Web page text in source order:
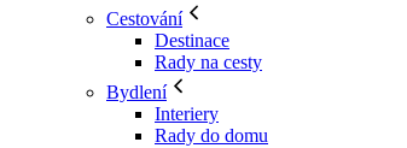
Cestování
Destinace
Rady na cesty
Bydlení
Interiery
Rady do domu